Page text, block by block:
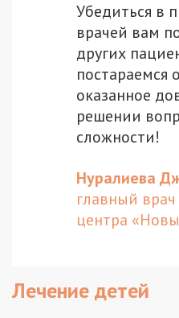
Убедиться в
врачей вам
других
постараемся
оказанное
решении
сложности!
Нуралиева
главный
центра
Лечение детей